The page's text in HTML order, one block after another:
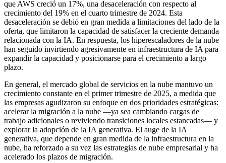
que AWS creció un 17%, una desaceleración con respecto al
crecimiento del 19% en el cuarto trimestre de 2024. Esta
desaceleración se debió en gran medida a limitaciones del lado de la
oferta, que limitaron la capacidad de satisfacer la creciente demanda
relacionada con la IA. En respuesta, los hiperescaladores de la nube
han seguido invirtiendo agresivamente en infraestructura de IA para
expandir la capacidad y posicionarse para el crecimiento a largo
plazo.
En general, el mercado global de servicios en la nube mantuvo un
crecimiento constante en el primer trimestre de 2025, a medida que
las empresas agudizaron su enfoque en dos prioridades estratégicas:
acelerar la migración a la nube —ya sea cambiando cargas de
trabajo adicionales o reviviendo transiciones locales estancadas— y
explorar la adopción de la IA generativa. El auge de la IA
generativa, que depende en gran medida de la infraestructura en la
nube, ha reforzado a su vez las estrategias de nube empresarial y ha
acelerado los plazos de migración.